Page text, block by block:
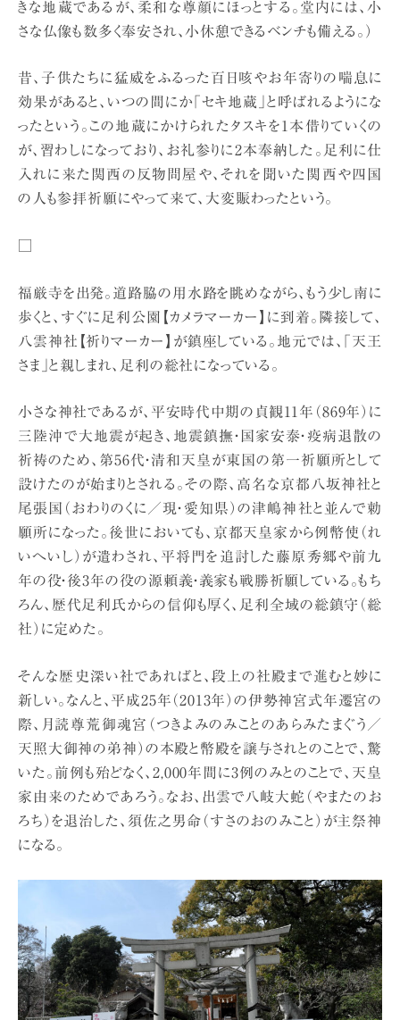
きな地蔵であるが、柔和な尊顔にほっとする。堂内には、小
さな仏像も数多く奉安され、小休憩できるベンチも備える。）
昔、子供たちに猛威をふるった百日咳やお年寄りの喘息に
効果があると、いつの間にか「セキ地蔵」と呼ばれるようにな
ったという。この地蔵にかけられたタスキを1本借りていくの
が、習わしになっており、お礼参りに2本奉納した。足利に仕
入れに来た関西の反物問屋や、それを聞いた関西や四国
の人も参拝祈願にやって来て、大変賑わったという。
福厳寺を出発。道路脇の用水路を眺めながら、もう少し南に
歩くと、すぐに足利公園【カメラマーカー】に到着。隣接して、
八雲神社【祈りマーカー】が鎮座している。地元では、「天王
さま」と親しまれ、足利の総社になっている。
小さな神社であるが、平安時代中期の貞観11年（869年）に
三陸沖で大地震が起き、地震鎮撫・国家安泰・疫病退散の
祈祷のため、第56代・清和天皇が東国の第一祈願所として
設けたのが始まりとされる。その際、高名な京都八坂神社と
尾張国（おわりのくに／現・愛知県）の津嶋神社と並んで勅
願所になった。後世においても、京都天皇家から例幣使（れ
いへいし）が遣わされ、平将門を追討した藤原秀郷や前九
年の役・後3年の役の源頼義・義家も戦勝祈願している。もち
ろん、歴代足利氏からの信仰も厚く、足利全域の総鎮守（総
社）に定めた。
そんな歴史深い社であればと、段上の社殿まで進むと妙に
新しい。なんと、平成25年（2013年）の伊勢神宮式年遷宮の
際、月読尊荒御魂宮（つきよみのみことのあらみたまぐう／
天照大御神の弟神）の本殿と幣殿を譲与されとのことで、驚
いた。前例も殆どなく、2,000年間に3例のみとのことで、天皇
家由来のためであろう。なお、出雲で八岐大蛇（やまたのお
ろち）を退治した、須佐之男命（すさのおのみこと）が主祭神
になる。